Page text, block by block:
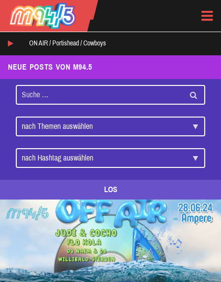
ON AIR / Portishead / Cowboys
NEUE POSTS VON M94.5
LOS